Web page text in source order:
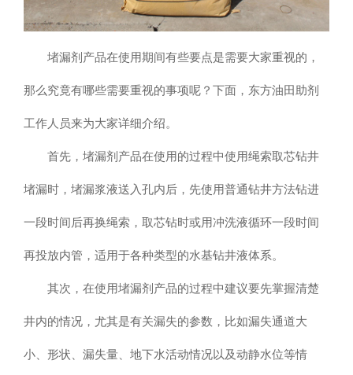
堵漏剂产品在使用期间有些要点是需要大家重视的，
那么究竟有哪些需要重视的事项呢？下面，东方油田助剂
工作人员来为大家详细介绍。
首先，堵漏剂产品在使用的过程中使用绳索取芯钻井
堵漏时，堵漏浆液送入孔内后，先使用普通钻井方法钻进
一段时间后再换绳索，取芯钻时或用冲洗液循环一段时间
再投放内管，适用于各种类型的水基钻井液体系。
其次，在使用堵漏剂产品的过程中建议要先掌握清楚
井内的情况，尤其是有关漏失的参数，比如漏失通道大
小、形状、漏失量、地下水活动情况以及动静水位等情